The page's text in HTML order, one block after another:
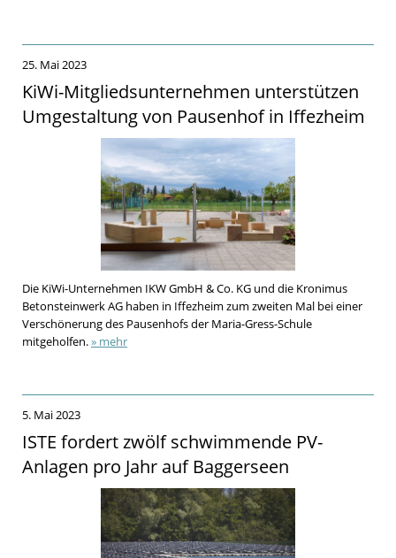
25. Mai 2023
KiWi-Mitgliedsunternehmen unterstützen
Umgestaltung von Pausenhof in Iffezheim
Die KiWi-Unternehmen IKW GmbH & Co. KG und die Kronimus
Betonsteinwerk AG haben in Iffezheim zum zweiten Mal bei einer
Verschönerung des Pausenhofs der Maria-Gress-Schule
mitgeholfen.» mehr
5. Mai 2023
ISTE fordert zwölf schwimmende PV-
Anlagen pro Jahr auf Baggerseen